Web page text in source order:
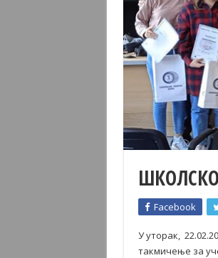
Facebook
У уторак,
такмичење за